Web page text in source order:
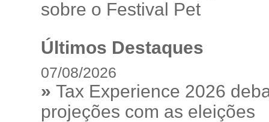
sobre o Festival Pet
Últimos Destaques
07/08/2026
» Tax Experience 2026
projeções com as eleições